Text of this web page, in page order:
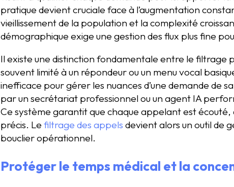
pratique devient cruciale face à l’augmentation
vieillissement de la population et la complexité
démographique exige une gestion des flux plus fine
Il existe une distinction fondamentale entre le filtrage
souvent limité à un répondeur ou un menu vocal
inefficace pour gérer les nuances d’une demande de
par un secrétariat professionnel ou un agent IA
Ce système garantit que chaque appelant est
précis. Le filtrage des appels devient alors un outil de
bouclier opérationnel.
Protéger le temps médical et la